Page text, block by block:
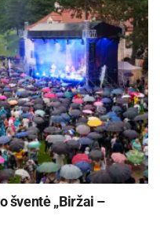
šventė „Biržai –